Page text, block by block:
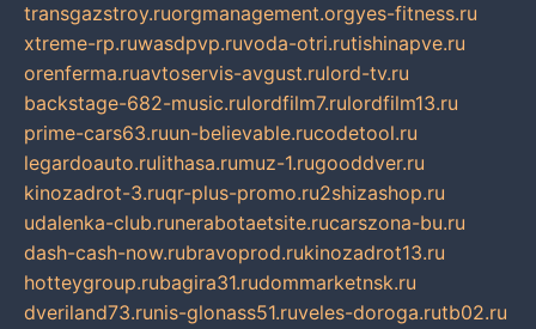
transgazstroy.ruorgmanagement.orgyes-fitness.ru
xtreme-rp.ruwasdpvp.ruvoda-otri.rutishinapve.ru
orenferma.ruavtoservis-avgust.rulord-tv.ru
backstage-682-music.rulordfilm7.rulordfilm13.ru
prime-cars63.ruun-believable.rucodetool.ru
legardoauto.rulithasa.rumuz-1.rugooddver.ru
kinozadrot-3.ruqr-plus-promo.ru2shizashop.ru
udalenka-club.runerabotaetsite.rucarszona-bu.ru
dash-cash-now.rubravoprod.rukinozadrot13.ru
hotteygroup.rubagira31.rudommarketnsk.ru
dveriland73.runis-glonass51.ruveles-doroga.rutb02.ru